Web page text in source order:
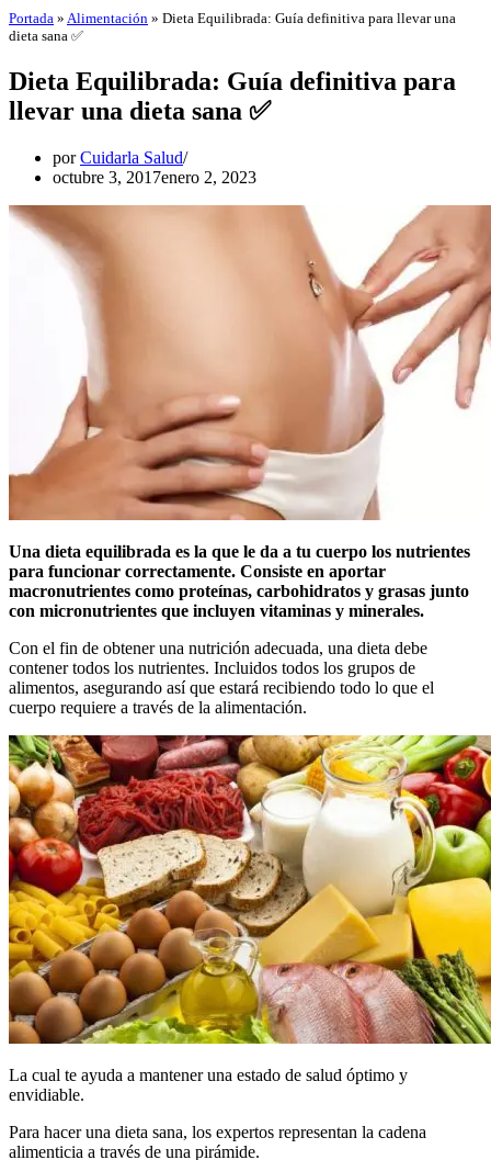
Portada » Alimentación » Dieta Equilibrada: Guía definitiva para llevar una
dieta sana ✅
Dieta Equilibrada: Guía definitiva para
llevar una dieta sana ✅
porCuidarla Salud
octubre 3, 2017enero 2, 2023
Una dieta equilibrada es la que le da a tu cuerpo los nutrientes
para funcionar correctamente. Consiste en aportar
macronutrientes como proteínas, carbohidratos y grasas junto
con micronutrientes que incluyen vitaminas y minerales.
Con el fin de obtener una nutrición adecuada, una dieta debe
contener todos los nutrientes. Incluidos todos los grupos de
alimentos, asegurando así que estará recibiendo todo lo que el
cuerpo requiere a través de la alimentación.
La cual te ayuda a mantener una estado de salud óptimo y
envidiable.
Para hacer una dieta sana, los expertos representan la cadena
alimenticia a través de una pirámide.